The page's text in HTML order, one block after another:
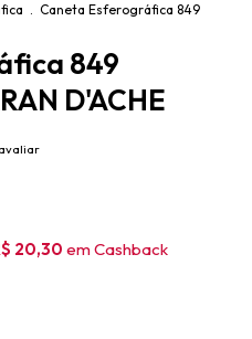
. Caneta Esferográfica 849
849
D'ACHE
20,30 em Cashback